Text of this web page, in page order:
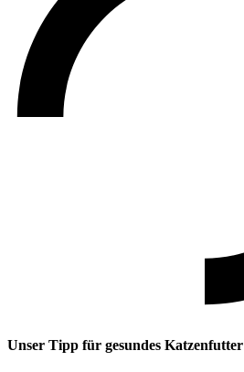
Unser Tipp für gesundes Katzenfutter